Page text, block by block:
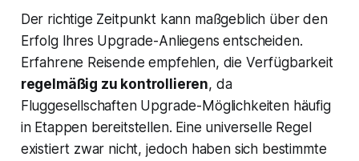
Der richtige Zeitpunkt kann maßgeblich über den
Erfolg Ihres Upgrade-Anliegens entscheiden.
Erfahrene Reisende empfehlen, die Verfügbarkeit
regelmäßig zu kontrollieren, da
Fluggesellschaften Upgrade-Möglichkeiten häufig
in Etappen bereitstellen. Eine universelle Regel
existiert zwar nicht, jedoch haben sich bestimmte